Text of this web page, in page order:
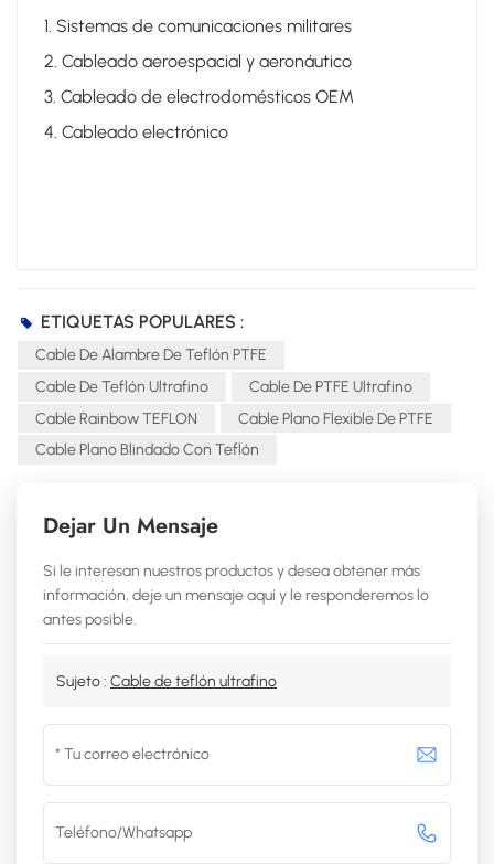
1. Sistemas de comunicaciones militares
2. Cableado aeroespacial y aeronáutico
3. Cableado de electrodomésticos OEM
4. Cableado electrónico
ETIQUETAS POPULARES :
Cable De Alambre De Teflón PTFE
Cable De Teflón Ultrafino
Cable De PTFE Ultrafino
Cable Rainbow TEFLON
Cable Plano Flexible De PTFE
Cable Plano Blindado Con Teflón
Dejar Un Mensaje
Si le interesan nuestros productos y desea obtener más
información, deje un mensaje aquí y le responderemos lo
antes posible.
Sujeto : Cable de teflón ultrafino